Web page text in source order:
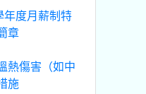
年度月薪制特
章
熱傷害（如中
施